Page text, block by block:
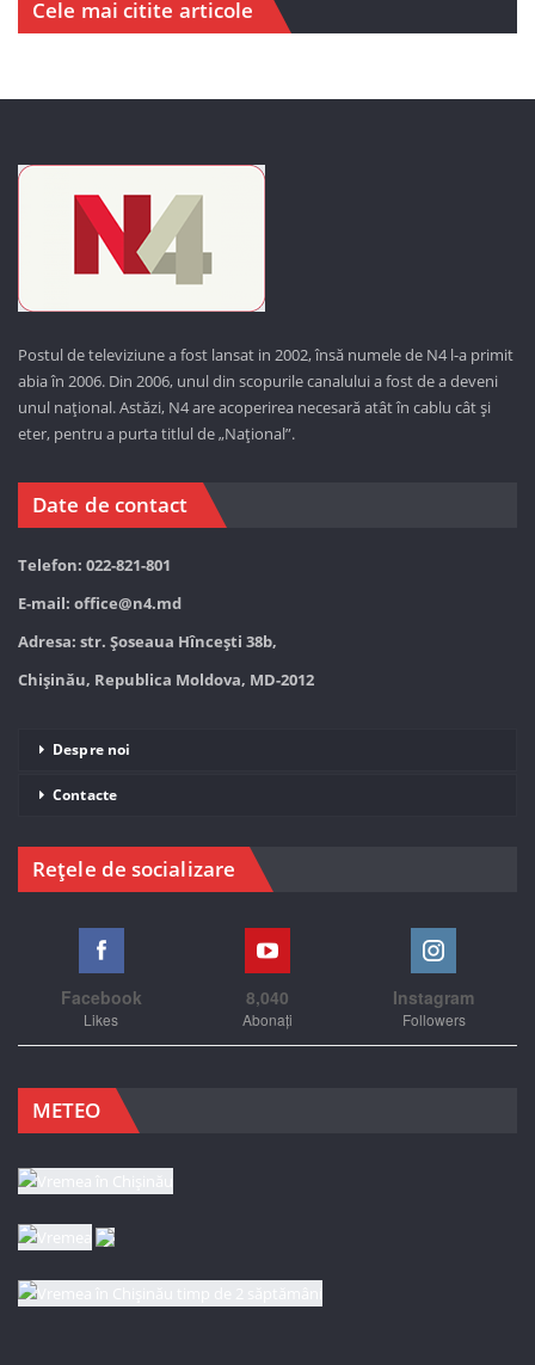
Cele mai citite articole
Postul de televiziune a fost lansat in 2002, însă numele de N4 l-a primit
abia în 2006. Din 2006, unul din scopurile canalului a fost de a deveni
unul național. Astăzi, N4 are acoperirea necesară atât în cablu cât și
eter, pentru a purta titlul de „Național”.
Date de contact
Telefon: 022-821-801
E-mail: office@n4.md
Adresa: str. Șoseaua Hînceşti 38b,
Chișinău, Republica Moldova, MD-2012
Despre noi
Contacte
Rețele de socializare
Facebook
Likes
8,040
Abonați
Instagram
Followers
METEO